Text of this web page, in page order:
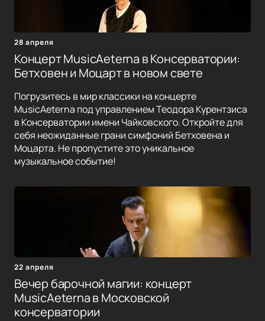
28 апреля
Концерт MusicAeterna в Консерватории:
Бетховен и Моцарт в новом свете
Погрузитесь в мир классики на концерте
MusicAeterna под управлением Теодора Курентзиса
в Консерватории имени Чайковского. Откройте для
себя неожиданные грани симфоний Бетховена и
Моцарта. Не пропустите это уникальное
музыкальное событие!
22 апреля
Вечер барочной магии: концерт
MusicAeterna в Московской
консерватории